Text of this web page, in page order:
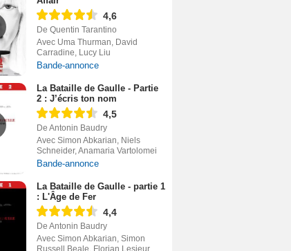
4,6
De Quentin Tarantino
Avec Uma Thurman, David
Carradine, Lucy Liu
Bande-annonce
La Bataille de Gaulle - Partie
2 : J’écris ton nom
4,5
De Antonin Baudry
Avec Simon Abkarian, Niels
Schneider, Anamaria Vartolomei
Bande-annonce
La Bataille de Gaulle - partie 1
: L'Âge de Fer
4,4
De Antonin Baudry
Avec Simon Abkarian, Simon
Russell Beale, Florian Lesieur